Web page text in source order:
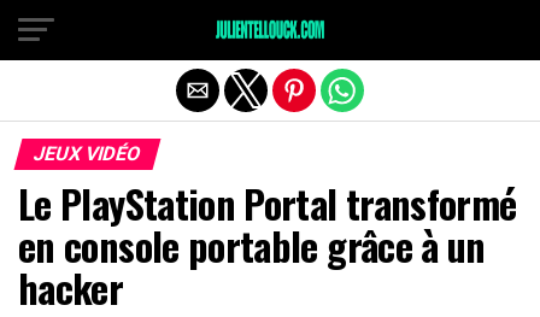
JEUX VIDÉO
Le PlayStation Portal transformé
en console portable grâce à un
hacker